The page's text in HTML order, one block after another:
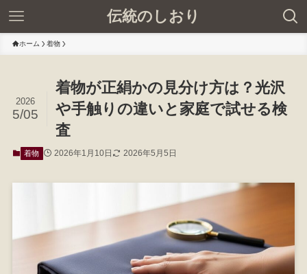
伝統のしおり
ホーム 着物
着物が正絹かの見分け方は？光沢
や手触りの違いと家庭で試せる検
査
2026
5/05
着物 2026年1月10日 2026年5月5日